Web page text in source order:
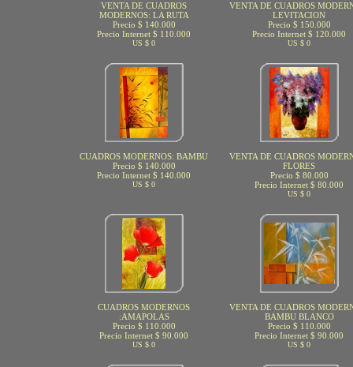
VENTA DE CUADROS
MODERNOS: LA RUTA
Precio $ 140.000
Precio Internet $ 110.000
US $ 0
VENTA DE CUADROS
LEVITACION
Precio $ 150.000
Precio Internet $ 120.000
US $ 0
CUADROS MODERNOS: BAMBU
Precio $ 140.000
Precio Internet $ 140.000
US $ 0
VENTA DE CUADROS
FLORES
Precio $ 80.000
Precio Internet $ 80.000
US $ 0
CUADROS MODERNOS
:AMAPOLAS
Precio $ 110.000
Precio Internet $ 90.000
US $ 0
VENTA DE CUADROS
BAMBU BLANCO
Precio $ 110.000
Precio Internet $ 90.000
US $ 0